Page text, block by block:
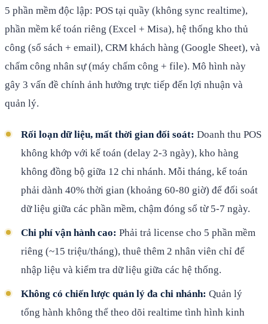
5 phần mềm độc lập: POS tại quầy (không sync realtime),
phần mềm kế toán riêng (Excel + Misa), hệ thống kho thủ
công (sổ sách + email), CRM khách hàng (Google Sheet), và
chấm công nhân sự (máy chấm công + file). Mô hình này
gây 3 vấn đề chính ảnh hưởng trực tiếp đến lợi nhuận và
quản lý.
Rối loạn dữ liệu, mất thời gian đối soát: Doanh thu POS
không khớp với kế toán (delay 2-3 ngày), kho hàng
không đồng bộ giữa 12 chi nhánh. Mỗi tháng, kế toán
phải dành 40% thời gian (khoảng 60-80 giờ) để đối soát
dữ liệu giữa các phần mềm, chậm đóng sổ từ 5-7 ngày.
Chi phí vận hành cao: Phải trả license cho 5 phần mềm
riêng (~15 triệu/tháng), thuê thêm 2 nhân viên chỉ để
nhập liệu và kiểm tra dữ liệu giữa các hệ thống.
Không có chiến lược quản lý đa chi nhánh: Quản lý
tổng hành không thể theo dõi realtime tình hình kinh